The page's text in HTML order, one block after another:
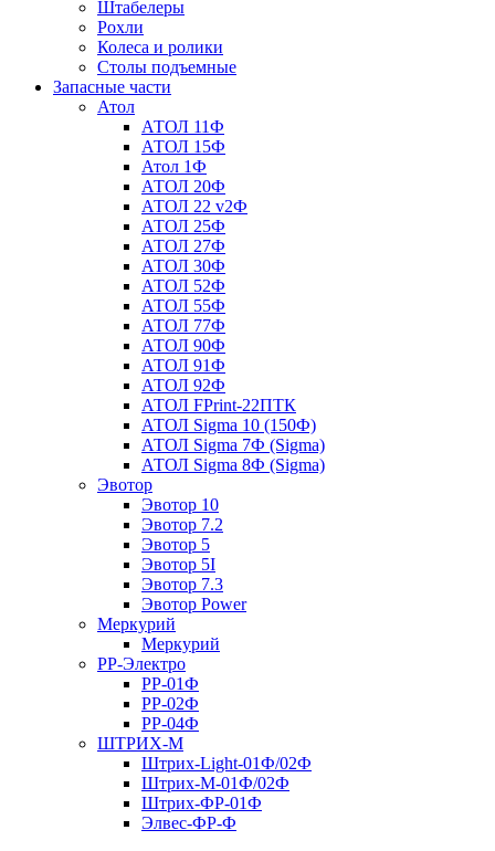
Штабелеры
Рохли
Колеса и ролики
Столы подъемные
Запасные части
Атол
АТОЛ 11Ф
АТОЛ 15Ф
Атол 1Ф
АТОЛ 20Ф
АТОЛ 22 v2Ф
АТОЛ 25Ф
АТОЛ 27Ф
АТОЛ 30Ф
АТОЛ 52Ф
АТОЛ 55Ф
АТОЛ 77Ф
АТОЛ 90Ф
АТОЛ 91Ф
АТОЛ 92Ф
АТОЛ FPrint-22ПТК
АТОЛ Sigma 10 (150Ф)
АТОЛ Sigma 7Ф (Sigma)
АТОЛ Sigma 8Ф (Sigma)
Эвотор
Эвотор 10
Эвотор 7.2
Эвотор 5
Эвотор 5I
Эвотор 7.3
Эвотор Power
Меркурий
Меркурий
РР-Электро
РР-01Ф
РР-02Ф
РР-04Ф
ШТРИХ-М
Штрих-Light-01Ф/02Ф
Штрих-М-01Ф/02Ф
Штрих-ФР-01Ф
Элвес-ФР-Ф